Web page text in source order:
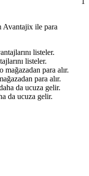
Avantajix ile para
listeler.
para alır.
da ucuza gelir.